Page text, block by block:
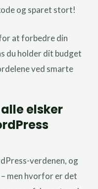
og sparet stort!
at forbedre din
du holder dit budget
ved smarte
elsker
verdenen, og
men hvorfor er det